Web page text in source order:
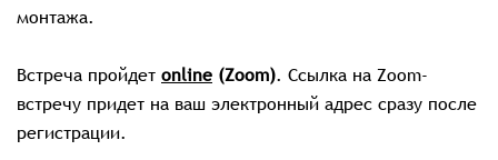
монтажа.
Встреча пройдет online (Zoom). Ссылка на Zoom-
встречу придет на ваш электронный адрес сразу после
регистрации.